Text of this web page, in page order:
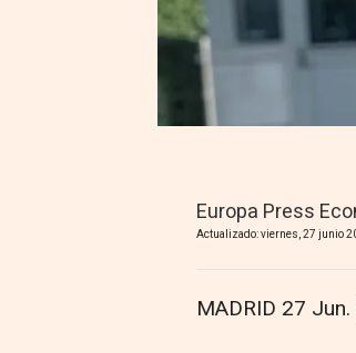
Europa Press
Actualizado: viernes, 27 junio
MADRID 27 Jun.